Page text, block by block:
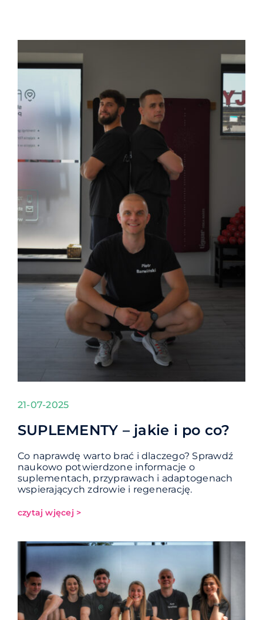
21-07-2025
SUPLEMENTY – jakie i po co?
Co naprawdę warto brać i dlaczego? Sprawdź
naukowo potwierdzone informacje o
suplementach, przyprawach i adaptogenach
wspierających zdrowie i regenerację.
czytaj wjęcej >